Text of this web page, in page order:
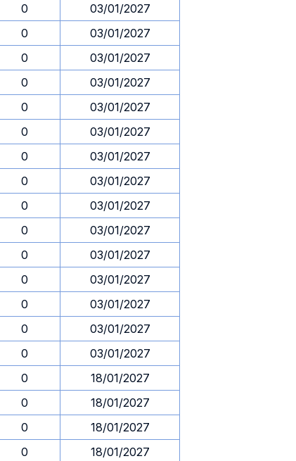
0
03/01/2027
0
03/01/2027
0
03/01/2027
0
03/01/2027
0
03/01/2027
0
03/01/2027
0
03/01/2027
0
03/01/2027
0
03/01/2027
0
03/01/2027
0
03/01/2027
0
03/01/2027
0
03/01/2027
0
03/01/2027
0
03/01/2027
0
18/01/2027
0
18/01/2027
0
18/01/2027
0
18/01/2027